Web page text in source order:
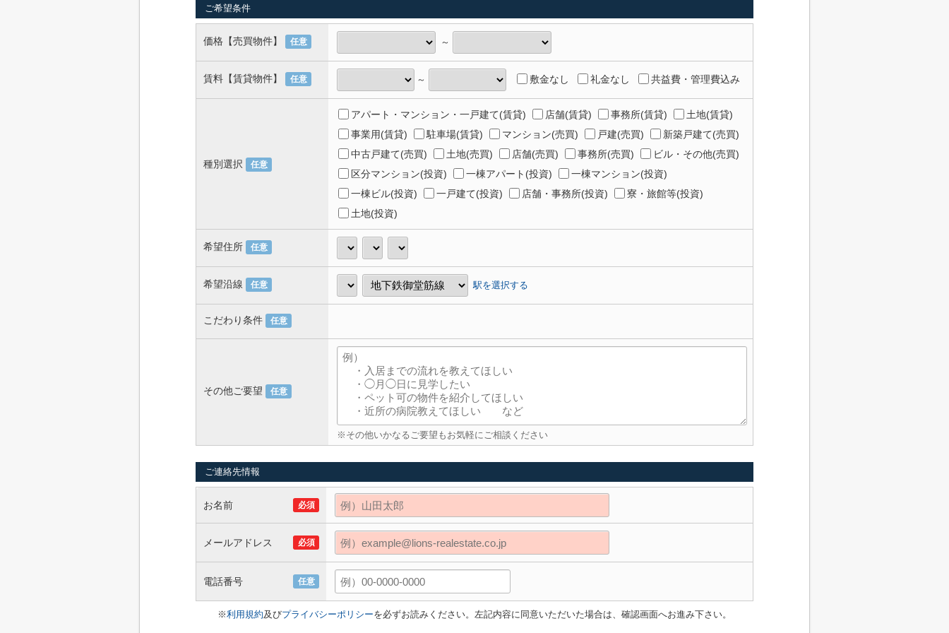
ご希望条件
価格【売買物件】 任意 ～
賃料【賃貸物件】 任意 ～ 敷金なし 礼金なし 共益費・管理費込み
種別選択 任意
アパート・マンション・一戸建て(賃貸) 店舗(賃貸) 事務所(賃貸)
土地(賃貸)
事業用(賃貸)
駐車場(賃貸) マンション(売買) 戸建(売買)
新築戸建て(売買)
中古戸建て(売買)
土地(売買) 店舗(売買) 事務所(売買)
ビル・その他(売買)
区分マンション(投資)
一棟アパート(投資)
一棟マンション(投資)
一棟ビル(投資)
一戸建て(投資) 店舗・事務所(投資)
寮・旅館等(投資)
土地(投資)
希望住所 任意
希望沿線 任意 駅を選択する
こだわり条件 任意
その他ご要望 任意
※その他いかなるご要望もお気軽にご相談ください
ご連絡先情報
お名前 必須
メールアドレス 必須
電話番号 任意
※利用規約及びプライバシーポリシーを必ずお読みください。左記内容に同意いただいた場合は、確認画面へお進み下さい。